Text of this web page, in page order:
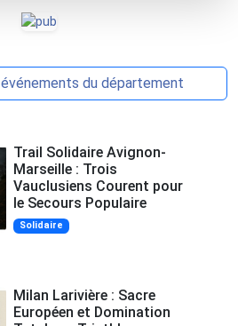
du département
Trail Solidaire Avignon-
Marseille : Trois
Vauclusiens Courent pour
le Secours Populaire
Solidaire
Milan Larivière : Sacre
Européen et Domination